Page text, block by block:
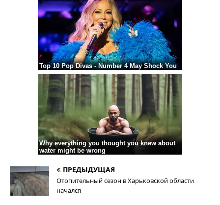
ПРЕДЫДУЩАЯ
Отопительный сезон в Харьковской области
начался